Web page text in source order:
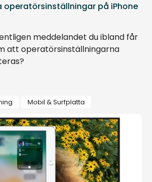
operatörsinställningar på iPhone
meddelandet du ibland får
att operatörsinställningarna
Mobil & Surfplatta